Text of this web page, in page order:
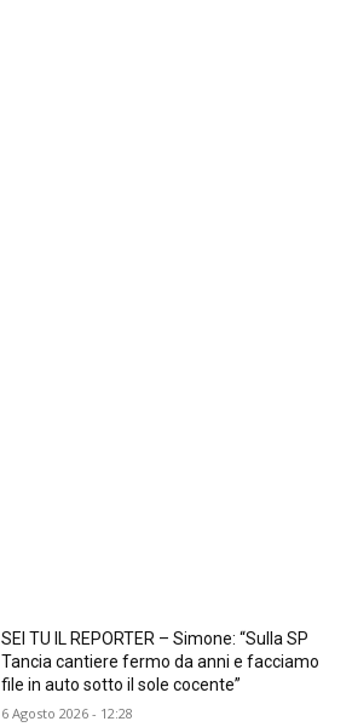
SEI TU IL REPORTER – Simone: “Sulla SP
Tancia cantiere fermo da anni e facciamo
file in auto sotto il sole cocente”
6 Agosto 2026 - 12:28